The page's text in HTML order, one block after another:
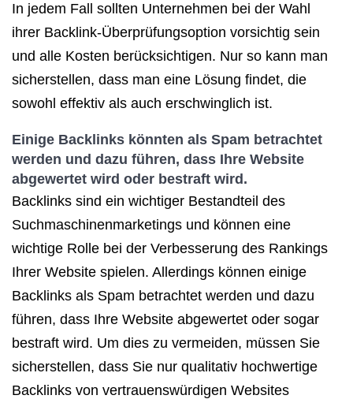
In jedem Fall sollten Unternehmen bei der Wahl
ihrer Backlink-Überprüfungsoption vorsichtig sein
und alle Kosten berücksichtigen. Nur so kann man
sicherstellen, dass man eine Lösung findet, die
sowohl effektiv als auch erschwinglich ist.
Einige Backlinks könnten als Spam betrachtet
werden und dazu führen, dass Ihre Website
abgewertet wird oder bestraft wird.
Backlinks sind ein wichtiger Bestandteil des
Suchmaschinenmarketings und können eine
wichtige Rolle bei der Verbesserung des Rankings
Ihrer Website spielen. Allerdings können einige
Backlinks als Spam betrachtet werden und dazu
führen, dass Ihre Website abgewertet oder sogar
bestraft wird. Um dies zu vermeiden, müssen Sie
sicherstellen, dass Sie nur qualitativ hochwertige
Backlinks von vertrauenswürdigen Websites